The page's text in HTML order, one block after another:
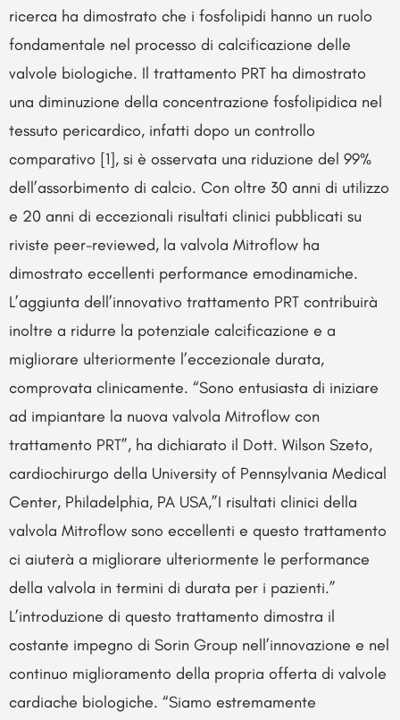
ricerca ha dimostrato che i fosfolipidi hanno un ruolo
fondamentale nel processo di calcificazione delle
valvole biologiche. Il trattamento PRT ha dimostrato
una diminuzione della concentrazione fosfolipidica nel
tessuto pericardico, infatti dopo un controllo
comparativo [1], si è osservata una riduzione del 99%
dell’assorbimento di calcio. Con oltre 30 anni di utilizzo
e 20 anni di eccezionali risultati clinici pubblicati su
riviste peer-reviewed, la valvola Mitroflow ha
dimostrato eccellenti performance emodinamiche.
L’aggiunta dell’innovativo trattamento PRT contribuirà
inoltre a ridurre la potenziale calcificazione e a
migliorare ulteriormente l’eccezionale durata,
comprovata clinicamente. “Sono entusiasta di iniziare
ad impiantare la nuova valvola Mitroflow con
trattamento PRT”, ha dichiarato il Dott. Wilson Szeto,
cardiochirurgo della University of Pennsylvania Medical
Center, Philadelphia, PA USA,”I risultati clinici della
valvola Mitroflow sono eccellenti e questo trattamento
ci aiuterà a migliorare ulteriormente le performance
della valvola in termini di durata per i pazienti.”
L’introduzione di questo trattamento dimostra il
costante impegno di Sorin Group nell’innovazione e nel
continuo miglioramento della propria offerta di valvole
cardiache biologiche. “Siamo estremamente